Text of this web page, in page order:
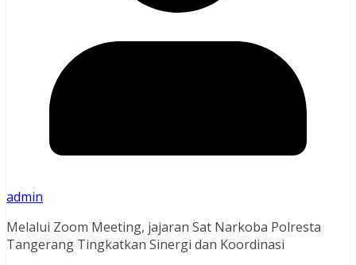
admin
Melalui Zoom Meeting, jajaran Sat Narkoba Polresta
Tangerang Tingkatkan Sinergi dan Koordinasi